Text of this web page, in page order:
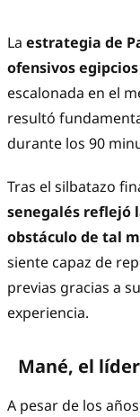
La estrategia de
ofensivos
escalonada en el
resultó
durante los 90
Tras el silbatazo
senegalés reflejó
obstáculo de tal
siente capaz de
previas gracias a
experiencia.
Mané, el
A pesar de los